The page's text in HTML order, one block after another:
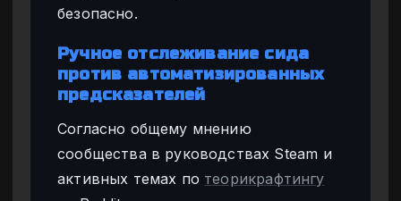
безопасно.
Ручное отслеживание сида
против автоматизированных
предсказателей
Согласно общему мнению
сообщества в руководствах Steam и
активных темах по теорикрафтингу